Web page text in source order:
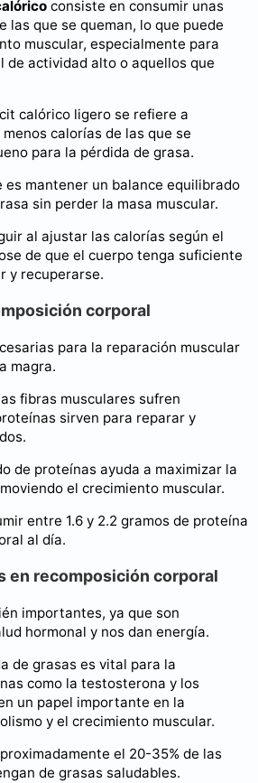
consiste en consumir unas
las que se queman, lo que puede
muscular, especialmente para
de actividad alto o aquellos que
calórico ligero se refiere a
calorías de las que se
para la pérdida de grasa.
es mantener un balance equilibrado
sin perder la masa muscular.
al ajustar las calorías según el
de que el cuerpo tenga suficiente
y recuperarse.
corporal
para la reparación muscular
magra.
fibras musculares sufren
sirven para reparar y
de proteínas ayuda a maximizar la
el crecimiento muscular.
entre 1.6 y 2.2 gramos de proteína
al día.
en recomposición corporal
importantes, ya que son
hormonal y nos dan energía.
de grasas es vital para la
como la testosterona y los
un papel importante en la
y el crecimiento muscular.
el 20-35% de las
de grasas saludables.